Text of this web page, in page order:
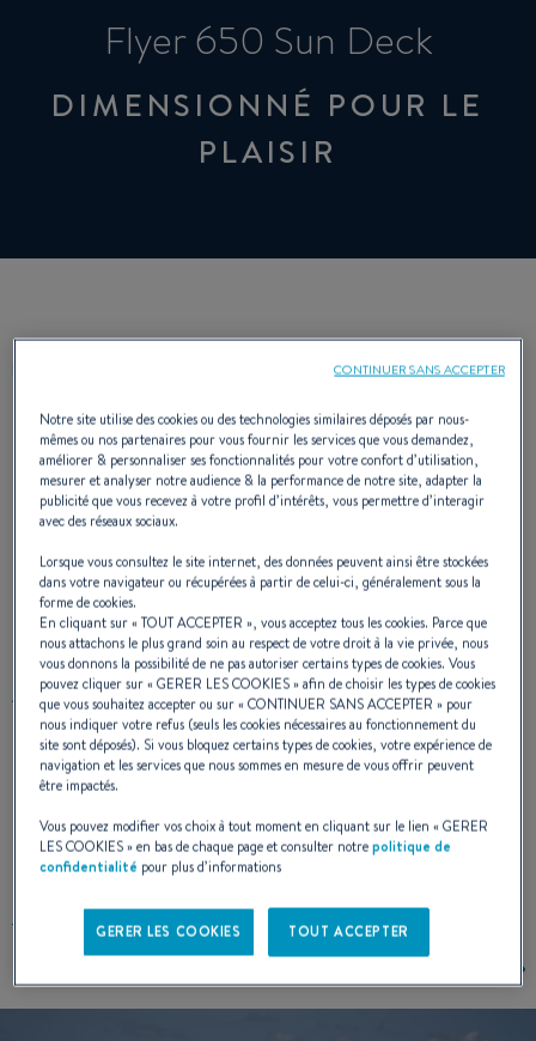
Flyer 650 Sun Deck
DIMENSIONNÉ POUR LE
PLAISIR
Sports nautiques, pêche ou farniente : quel
que soit votre programme, laissez-vous
séduire par le Flyer 650 Sun Deck.
ARCHITECTE NAVAL :BENETEAU POWER
DESIGN D'INTÉRIEUR :P. ANDREANI
DESIGN EXTÉRIEUR
Notre site utilise des cookies ou des technologies similaires déposés par nous-
mêmes ou nos partenaires pour vous fournir les services que vous demandez,
améliorer & personnaliser ses fonctionnalités pour votre confort d’utilisation,
mesurer et analyser notre audience & la performance de notre site, adapter la
publicité que vous recevez à votre profil d’intérêts, vous permettre d’interagir
avec des réseaux sociaux.
Lorsque vous consultez le site internet, des données peuvent ainsi être stockées
dans votre navigateur ou récupérées à partir de celui-ci, généralement sous la
forme de cookies.
En cliquant sur «TOUT ACCEPTER », vous acceptez tous les cookies. Parce que
nous attachons le plus grand soin au respect de votre droit à la vie privée, nous
vous donnons la possibilité de ne pas autoriser certains types de cookies. Vous
pouvez cliquer sur «GERER LES COOKIES» afin de choisir les types de cookies
que vous souhaitez accepter ou sur «CONTINUER SANS ACCEPTER » pour
nous indiquer votre refus (seuls les cookies nécessaires au fonctionnement du
site sont déposés). Si vous bloquez certains types de cookies, votre expérience de
navigation et les services que nous sommes en mesure de vous offrir peuvent
être impactés.
Vous pouvez modifier vos choix à tout moment en cliquant sur le lien «GERER
LES COOKIES» en bas de chaque page et consulter notrepolitique de
confidentialité pour plus d’informations
GERER LES COOKIES TOUT ACCEPTER
CONTINUER SANS ACCEPTER